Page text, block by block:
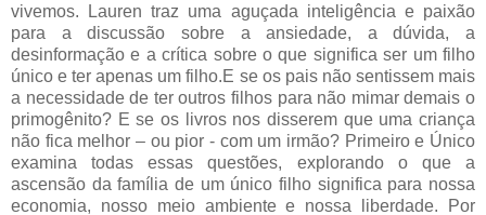
vivemos. Lauren traz uma aguçada inteligência e paixão
para a discussão sobre a ansiedade, a dúvida, a
desinformação e a crítica sobre o que significa ser um filho
único e ter apenas um filho.E se os pais não sentissem mais
a necessidade de ter outros filhos para não mimar demais o
primogênito? E se os livros nos disserem que uma criança
não fica melhor – ou pior - com um irmão? Primeiro e Único
examina todas essas questões, explorando o que a
ascensão da família de um único filho significa para nossa
economia, nosso meio ambiente e nossa liberdade. Por